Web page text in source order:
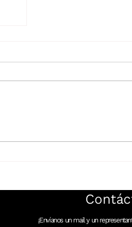
¡Envíanos un mail y un